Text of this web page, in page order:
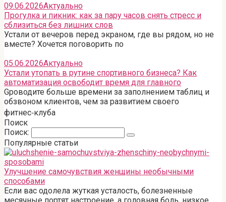
09.06.2026Актуально
Прогулка и пикник: как за пару часов снять стресс и
сблизиться без лишних слов
Устали от вечеров перед экраном, где вы рядом, но не
вместе? Хочется поговорить по
05.06.2026Актуально
Устали утопать в рутине спортивного бизнеса? Как
автоматизация освободит время для главного
Gроводите больше времени за заполнением таблиц и
обзвоном клиентов, чем за развитием своего
фитнес‑клуба
Поиск
Поиск:
Популярные статьи
Улучшение самочувствия женщины необычными
способами
Если вас одолела жуткая усталость, болезненные
месячные портят настроение, а головная боль, низкое